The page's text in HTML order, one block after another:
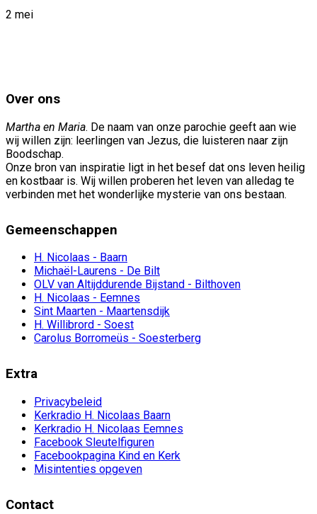
2 mei
Over ons
Martha en Maria. De naam van onze parochie geeft aan wie
wij willen zijn: leerlingen van Jezus, die luisteren naar zijn
Boodschap.
Onze bron van inspiratie ligt in het besef dat ons leven heilig
en kostbaar is. Wij willen proberen het leven van alledag te
verbinden met het wonderlijke mysterie van ons bestaan.
Gemeenschappen
H. Nicolaas - Baarn
Michaël-Laurens - De Bilt
OLV van Altijddurende Bijstand - Bilthoven
H. Nicolaas - Eemnes
Sint Maarten - Maartensdijk
H. Willibrord - Soest
Carolus Borromeüs - Soesterberg
Extra
Privacybeleid
Kerkradio H. Nicolaas Baarn
Kerkradio H. Nicolaas Eemnes
Facebook Sleutelfiguren
Facebookpagina Kind en Kerk
Misintenties opgeven
Contact